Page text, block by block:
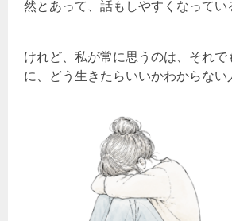
然とあって、話もしやすくなってい
けれど、私が常に思うのは、それで
に、どう生きたらいいかわからない